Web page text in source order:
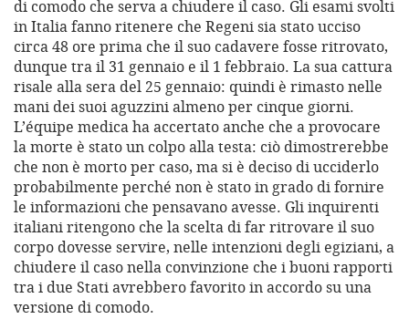
di comodo che serva a chiudere il caso. Gli esami svolti
in Italia fanno ritenere che Regeni sia stato ucciso
circa 48 ore prima che il suo cadavere fosse ritrovato,
dunque tra il 31 gennaio e il 1 febbraio. La sua cattura
risale alla sera del 25 gennaio: quindi è rimasto nelle
mani dei suoi aguzzini almeno per cinque giorni.
L’équipe medica ha accertato anche che a provocare
la morte è stato un colpo alla testa: ciò dimostrerebbe
che non è morto per caso, ma si è deciso di ucciderlo
probabilmente perché non è stato in grado di fornire
le informazioni che pensavano avesse. Gli inquirenti
italiani ritengono che la scelta di far ritrovare il suo
corpo dovesse servire, nelle intenzioni degli egiziani, a
chiudere il caso nella convinzione che i buoni rapporti
tra i due Stati avrebbero favorito in accordo su una
versione di comodo.